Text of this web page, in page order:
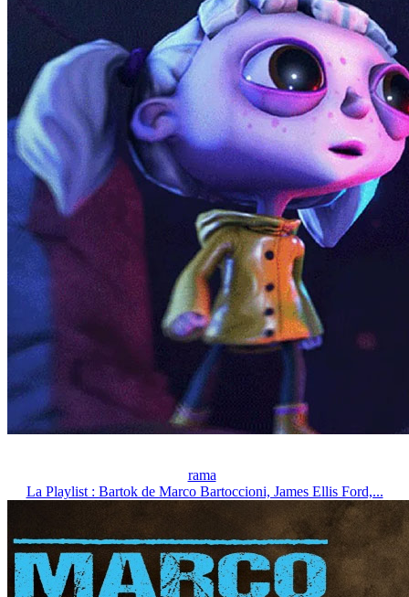
rama
La Playlist : Bartok de Marco Bartoccioni, James Ellis Ford,...